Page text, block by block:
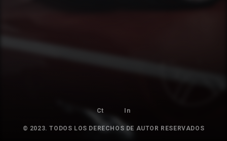
Ct In
© 2023. TODOS LOS DERECHOS DE AUTOR RESERVADOS